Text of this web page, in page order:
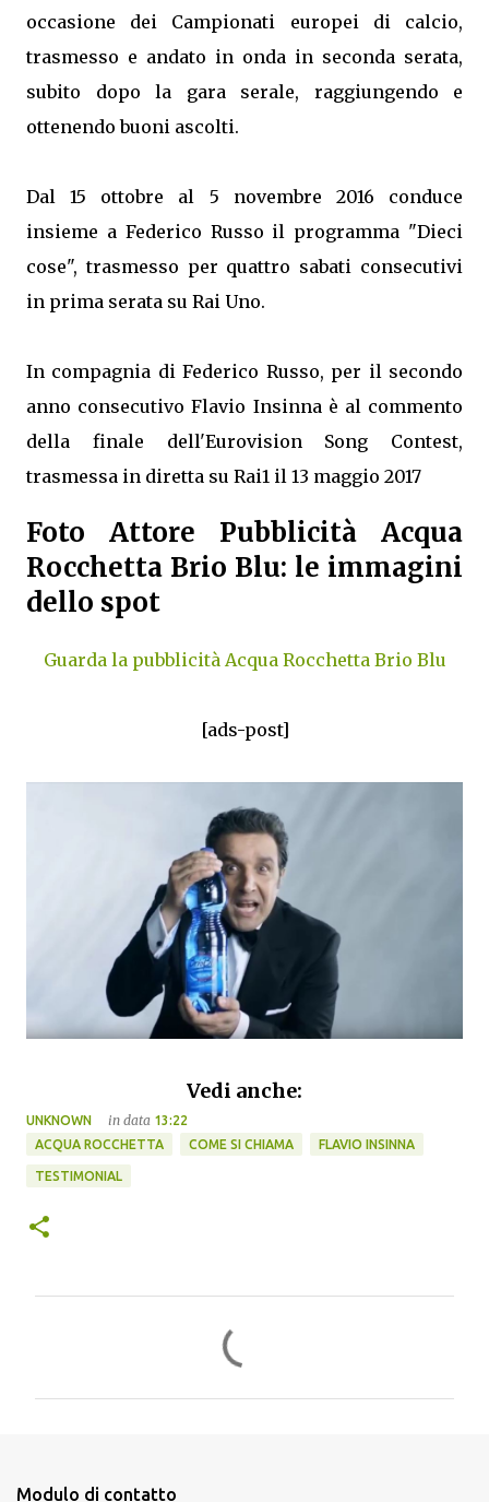
occasione dei Campionati europei di calcio,
trasmesso e andato in onda in seconda serata,
subito dopo la gara serale, raggiungendo e
ottenendo buoni ascolti.
Dal 15 ottobre al 5 novembre 2016 conduce
insieme a Federico Russo il programma "Dieci
cose", trasmesso per quattro sabati consecutivi
in prima serata su Rai Uno.
In compagnia di Federico Russo, per il secondo
anno consecutivo Flavio Insinna è al commento
della finale dell'Eurovision Song Contest,
trasmessa in diretta su Rai1 il 13 maggio 2017
Foto Attore Pubblicità Acqua
Rocchetta Brio Blu: le immagini
dello spot
Guarda la pubblicità Acqua Rocchetta Brio Blu
[ads-post]
Vedi anche:
UNKNOWN in data 13:22
ACQUA ROCCHETTA
COME SI CHIAMA FLAVIO INSINNA
TESTIMONIAL
Modulo di contatto